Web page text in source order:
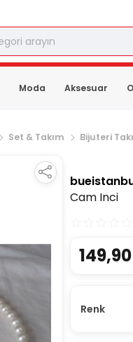
Moda Aksesuar
Set & Takım Bijuteri
Cam Inci
149,90
Renk